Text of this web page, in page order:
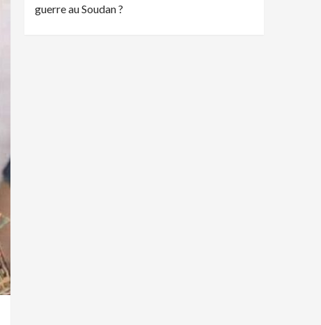
guerre au Soudan ?